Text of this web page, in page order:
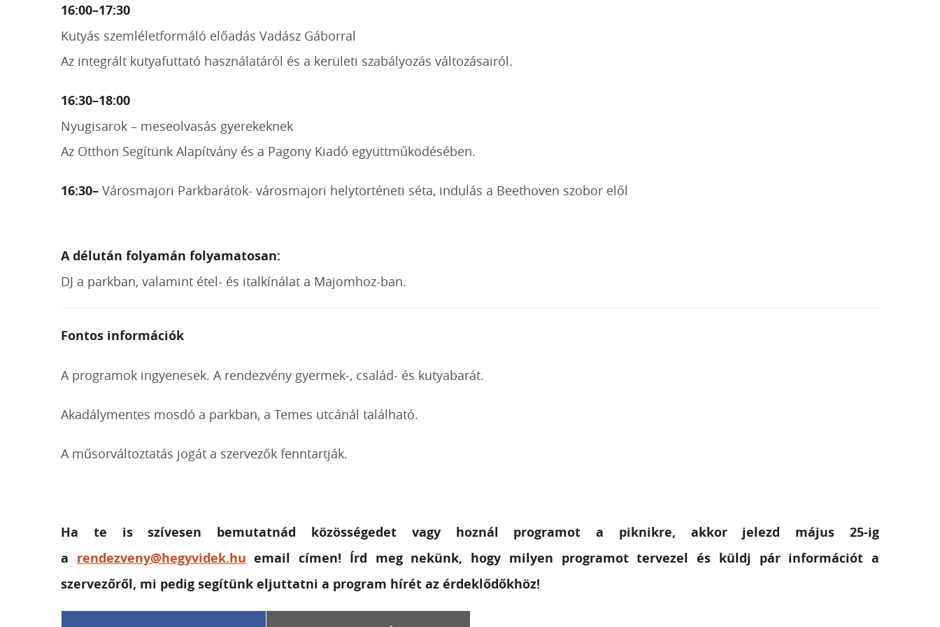
16:00–17:30
Kutyás szemléletformáló előadás Vadász Gáborral
Az integrált kutyafuttató használatáról és a kerületi szabályozás változásairól.
16:30–18:00
Nyugisarok – meseolvasás gyerekeknek
Az Otthon Segítünk Alapítvány és a Pagony Kiadó együttműködésében.
16:30– Városmajori Parkbarátok- városmajori helytörténeti séta, indulás a Beethoven szobor elől
A délután folyamán folyamatosan:
DJ a parkban, valamint étel- és italkínálat a Majomhoz-ban.
Fontos információk
A programok ingyenesek. A rendezvény gyermek-, család- és kutyabarát.
Akadálymentes mosdó a parkban, a Temes utcánál található.
A műsorváltoztatás jogát a szervezők fenntartják.
Ha te is szívesen bemutatnád közösségedet vagy hoznál programot a piknikre, akkor jelezd május 25-ig
a rendezveny@hegyvidek.hu email címen! Írd meg nekünk, hogy milyen programot tervezel és küldj pár információt a
szervezőről, mi pedig segítünk eljuttatni a program hírét az érdeklődőkhöz!